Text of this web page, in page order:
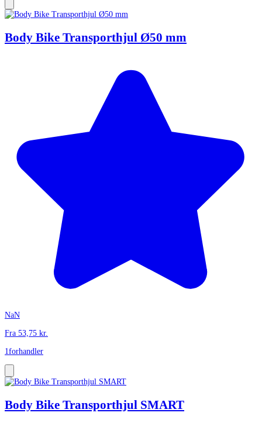
Body Bike Transporthjul Ø50 mm
NaN
Fra 53,75 kr.
1forhandler
Body Bike Transporthjul SMART